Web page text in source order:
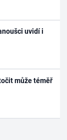
uvidí i
může téměř